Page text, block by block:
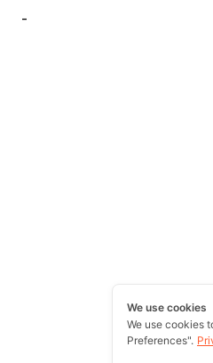
-
We use cookies
We use cookies
Preferences".